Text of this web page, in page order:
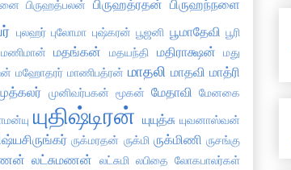
பிருஹத்பலன் பிருஹத்ரதன் பிருஹந்நளை
புலஹர் புலோமா புஷ்கரன் பூஜனி பூமாதேவி பூரி
மணிமான் மதங்கன் மதயந்தி மதிராக்ஷன்
மது
மஹோதரர் மாணிபத்ரன் மாதலி மாதவி மாத்ரி
முனிவர்பகன் மூகன் மேதாவி மேனகை
யுதிஷ்டிரன் யுயுத்சு யுவனாஸ்வன்
ருக்மரதன் ருக்மி ருக்மிணி ருசங்கு
லட்சுமணன் லட்சுமி லபிதை லோகபாலர்கள்